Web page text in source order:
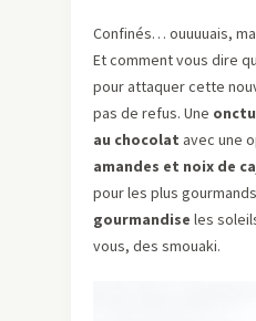
Confinés… ouuuuais,
Et comment vous dire
pour attaquer cette
pas de refus. Une
au chocolat avec une
amandes et noix de
pour les plus
gourmandise les
vous, des smouaki.